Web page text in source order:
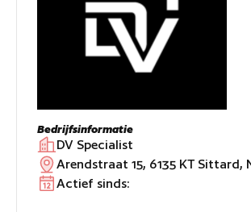
Bedrijfsinformatie
DV Specialist
Arendstraat 15, 6135 KT Sittard,
Actief sinds: